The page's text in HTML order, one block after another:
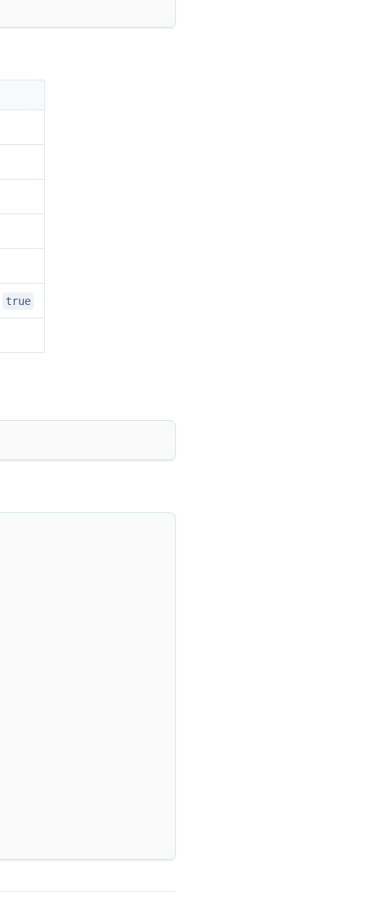
true